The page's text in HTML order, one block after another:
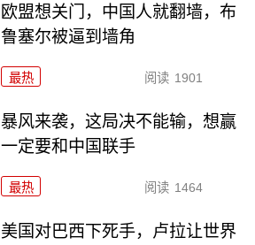
欧盟想关门，中国人就翻墙，布
鲁塞尔被逼到墙角
最热 阅读 1901
暴风来袭，这局决不能输，想赢
一定要和中国联手
最热 阅读 1464
美国对巴西下死手，卢拉让世界